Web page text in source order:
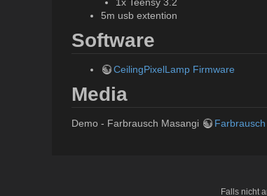
5m usb extention
Software
CeilingPixelLamp Firmware
Media
Demo - Farbrausch Masangi
Falls nicht